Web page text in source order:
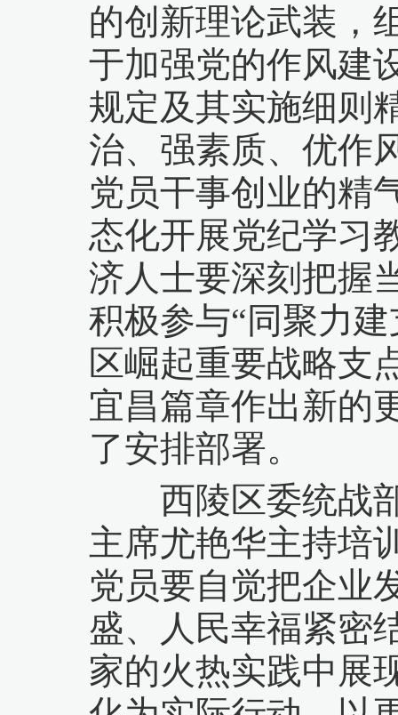
的创新理论武装，
于加强党的作风建
规定及其实施细则
治、强素质、优作
党员干事创业的精
态化开展党纪学习
济人士要深刻把握
积极参与“同聚力
区崛起重要战略支
宜昌篇章作出新的
了安排部署。
西陵区委统战部
主席尤艳华主持培
党员要自觉把企业
盛、人民幸福紧密
家的火热实践中展